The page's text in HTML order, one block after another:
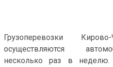
Грузоперевозки
осуществляются
несколько раз в